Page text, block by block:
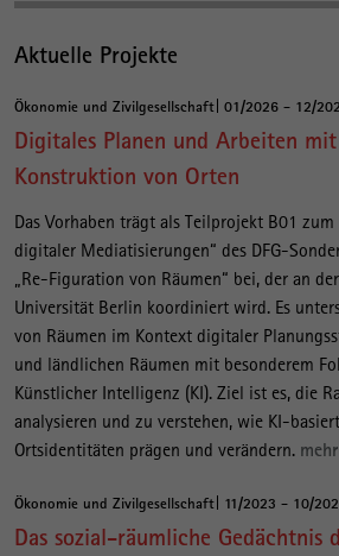
Aktuelle Projekte
Ökonomie und Zivilgesellschaft 01/2026 - 12/
Digitales Planen und Arbeiten
Konstruktion von Orten
Das Vorhaben trägt als Teilprojekt B01
digitaler Mediatisierungen“ des DFG-
„Re-Figuration von Räumen“ bei, der an
Universität Berlin koordiniert wird. Es
von Räumen im Kontext digitaler
und ländlichen Räumen mit besonderem
Künstlicher Intelligenz (KI). Ziel ist es, die
analysieren und zu verstehen, wie KI-
Ortsidentitäten prägen und verändern.
Ökonomie und Zivilgesellschaft 11/2023 - 10/
Das sozial-räumliche Gedächtnis